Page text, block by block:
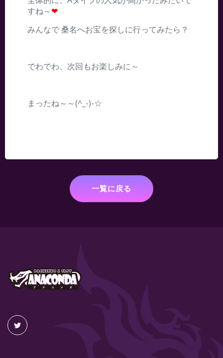
すね～❤
みんなで 桑名へお宝を探しに行ってみたら？
でわでわ、次回もお楽しみに～
まったね～～(^_-)-☆
一覧に戻る